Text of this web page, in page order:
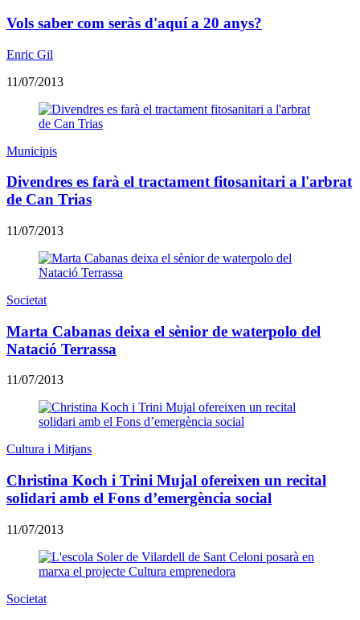
Vols saber com seràs d'aquí a 20 anys?
Enric Gil
11/07/2013
Municipis
Divendres es farà el tractament fitosanitari a l'arbrat
de Can Trias
11/07/2013
Societat
Marta Cabanas deixa el sènior de waterpolo del
Natació Terrassa
11/07/2013
Cultura i Mitjans
Christina Koch i Trini Mujal ofereixen un recital
solidari amb el Fons d’emergència social
11/07/2013
Societat